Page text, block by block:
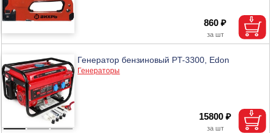
860 ₽
Генератор бензиновый PT-3300, Edon
Генераторы
15800 ₽